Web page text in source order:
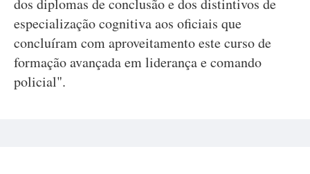
dos diplomas de conclusão e dos distintivos de
especialização cognitiva aos oficiais que
concluíram com aproveitamento este curso de
formação avançada em liderança e comando
policial".